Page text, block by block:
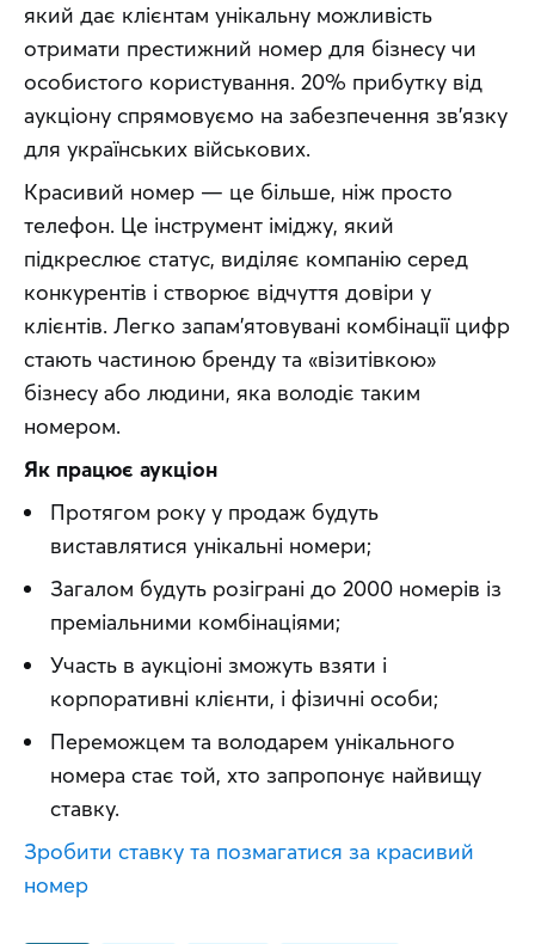
який дає клієнтам унікальну можливість
отримати престижний номер для бізнесу чи
особистого користування. 20% прибутку від
аукціону спрямовуємо на забезпечення зв’язку
для українських військових.
Красивий номер — це більше, ніж просто
телефон. Це інструмент іміджу, який
підкреслює статус, виділяє компанію серед
конкурентів і створює відчуття довіри у
клієнтів. Легко запам’ятовувані комбінації цифр
стають частиною бренду та «візитівкою»
бізнесу або людини, яка володіє таким
номером.
Як працює аукціон
Протягом року у продаж будуть
виставлятися унікальні номери;
Загалом будуть розіграні до 2000 номерів із
преміальними комбінаціями;
Участь в аукціоні зможуть взяти і
корпоративні клієнти, і фізичні особи;
Переможцем та володарем унікального
номера стає той, хто запропонує найвищу
ставку.
Зробити ставку та позмагатися за красивий
номер